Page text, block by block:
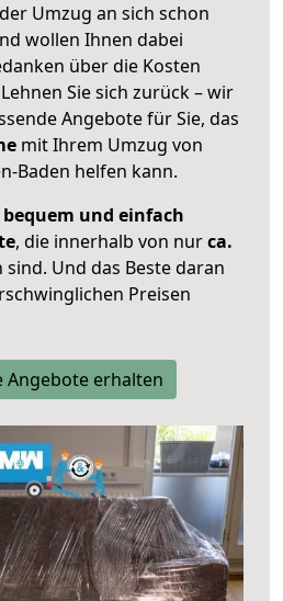
Umzug an sich schon
wollen Ihnen dabei
über die Kosten
Sie sich zurück – wir
Angebote für Sie, das
mit Ihrem Umzug von
Baden helfen kann.
bequem und einfach
, die innerhalb von nurca.
sind. Und das Beste daran
Preisen
Angebote erhalten